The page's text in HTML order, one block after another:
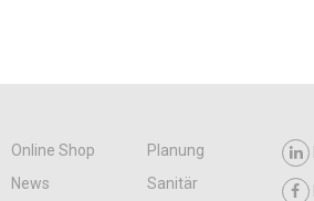
Online Shop
Planung
News
Sanitär